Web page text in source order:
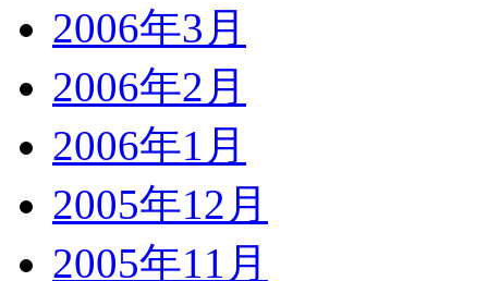
2006年3月
2006年2月
2006年1月
2005年12月
2005年11月